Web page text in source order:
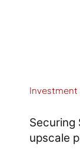
Investment
Securing
upscale